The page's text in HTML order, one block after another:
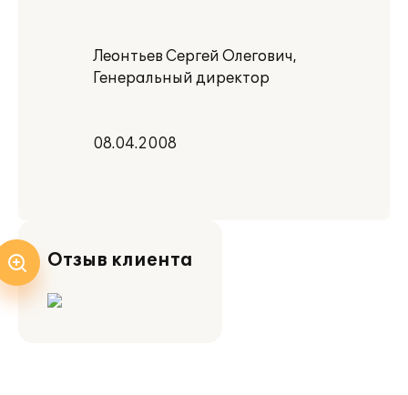
Леонтьев Сергей Олегович,
Генеральный директор
08.04.2008
Отзыв клиента